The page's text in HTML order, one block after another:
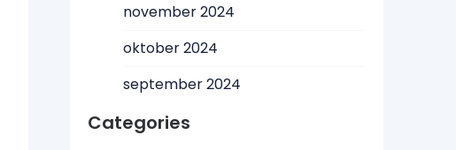
november 2024
oktober 2024
september 2024
Categories